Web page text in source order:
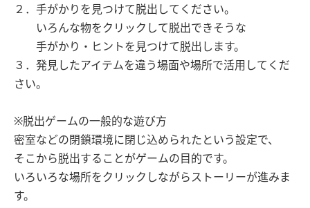
２．手がかりを見つけて脱出してください。
いろんな物をクリックして脱出できそうな
手がかり・ヒントを見つけて脱出します。
３．発見したアイテムを違う場面や場所で活用してくだ
さい。
※脱出ゲームの一般的な遊び方
密室などの閉鎖環境に閉じ込められたという設定で、
そこから脱出することがゲームの目的です。
いろいろな場所をクリックしながらストーリーが進みま
す。